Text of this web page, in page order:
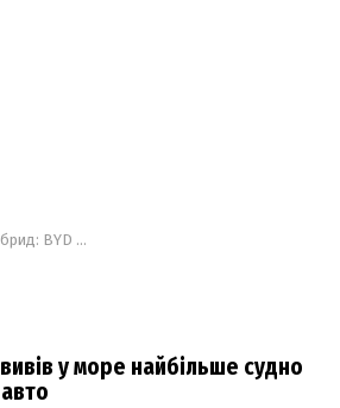
найбільше судно для перевезення авто
у море найбільше судно